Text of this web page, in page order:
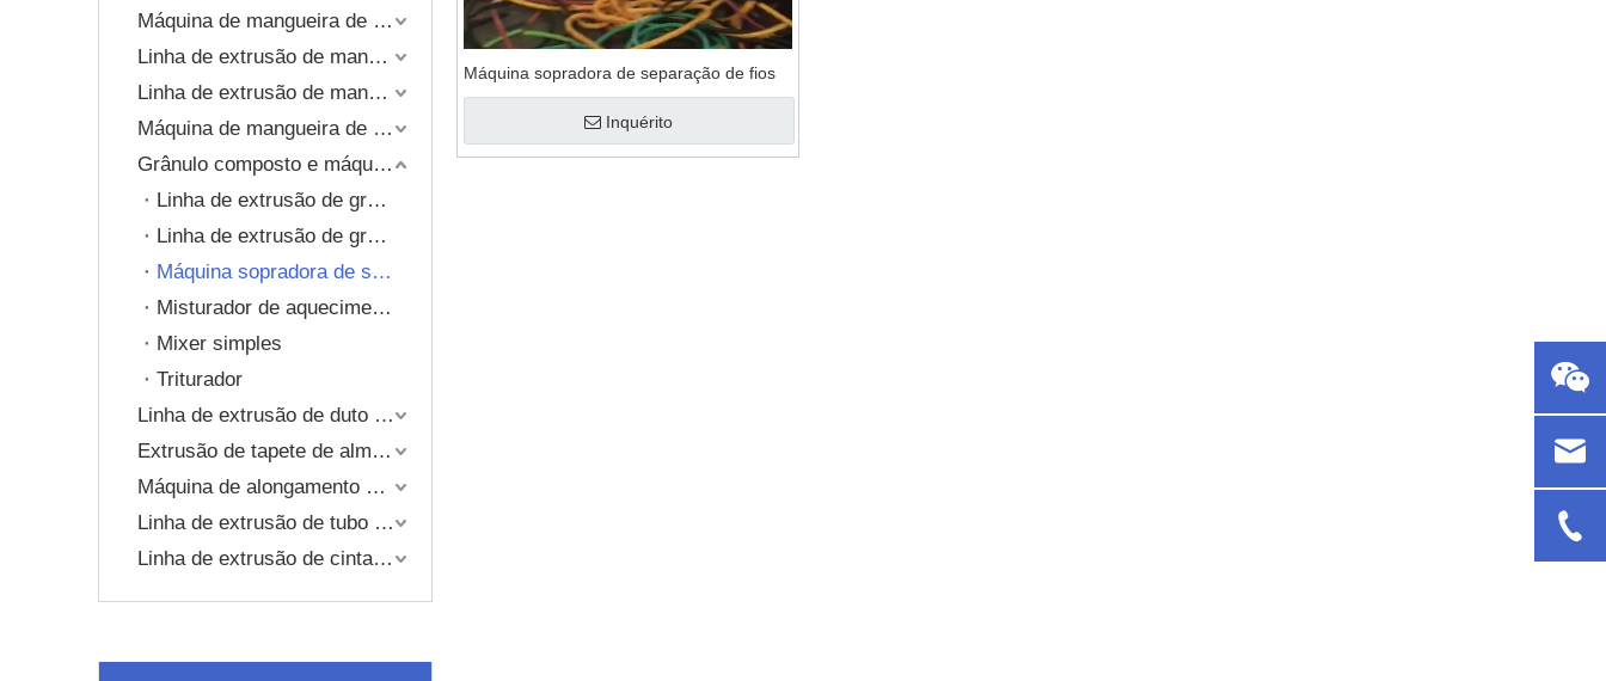
Grânulo composto e máquina de reciclagem
Extrusão de tapete de almofada de plástico
Máquina de mangueira de PVC reforçado com espiral
Linha de extrusão de mangueira trançada de PVC
Linha de extrusão de mangueira reforçada com fio de mola
Máquina de mangueira de plástico de camada única
Grânulo composto e máquina de reciclagem
Linha de extrusão de grânulos de PVC flexível com extrusora de parafuso único
Linha de extrusão de grânulos de PVC rígido com extrusora dupla rosca cônica
Máquina sopradora de separação de fio
Misturador de aquecimento / resfriamento
Mixer simples
Triturador
Linha de extrusão de duto de ar TPU
Extrusão de tapete de almofada de plástico
Máquina de alongamento de tubo
Linha de extrusão de tubo corrugado de parede única
Linha de extrusão de cinta de embalagem
Máquina sopradora de separação de fios
Inquérito